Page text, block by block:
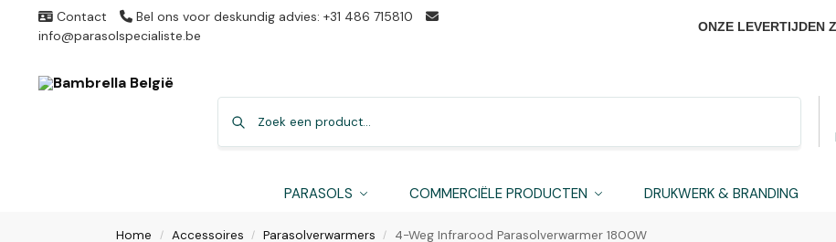
Contact
Bel ons voor deskundig advies: +31 486 715810
info@parasolspecialiste.be
ONZE LEVERTIJDEN
PARASOLS COMMERCIËLE PRODUCTEN DRUKWERK & BRANDING
Home / Accessoires / Parasolverwarmers / 4-Weg Infrarood Parasolverwarmer 1800W